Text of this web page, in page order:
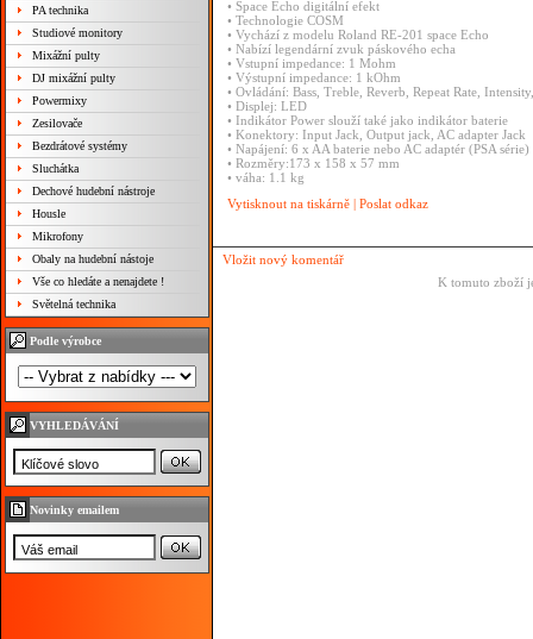
PA technika
Studiové monitory
Mixážní pulty
DJ mixážní pulty
Powermixy
Zesilovače
Bezdrátové systémy
Sluchátka
Dechové hudební nástroje
Housle
Mikrofony
Obaly na hudební nástoje
Vše co hledáte a nenajdete !
Světelná technika
Podle výrobce
VYHLEDÁVÁNÍ
Novinky emailem
• Space Echo digitální efekt
• Technologie COSM
• Vychází z modelu Roland RE-201 space Echo
• Nabízí legendární zvuk páskového echa
• Vstupní impedance: 1 Mohm
• Výstupní impedance: 1 kOhm
• Ovládání: Bass, Treble, Reverb, Repeat Rate,
• Displej: LED
• Indikátor Power slouží také jako indikátor baterie
• Konektory: Input Jack, Output jack, AC adapter Jack
• Napájení: 6 x AA baterie nebo AC adaptér (PSA série)
• Rozměry:173 x 158 x 57 mm
• váha: 1.1 kg
Vytisknout na tiskárně | Poslat odkaz
Vložit nový komentář
K tomuto zboží